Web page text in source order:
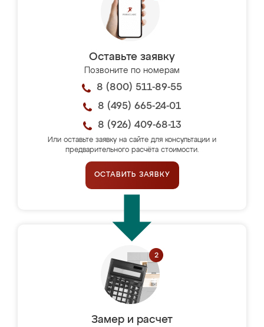
Оставьте заявку
Позвоните по номерам
8 (800) 511-89-55
8 (495) 665-24-01
8 (926) 409-68-13
Или оставьте заявку на сайте для консультации и
предварительного расчёта стоимости.
ОСТАВИТЬ ЗАЯВКУ
Замер и расчет